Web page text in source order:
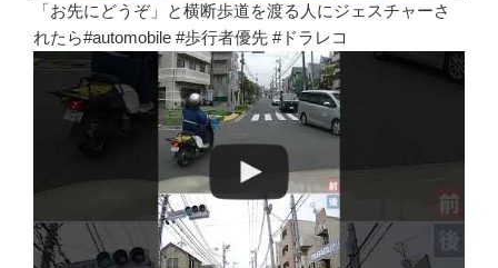
「お先にどうぞ」と横断歩道を渡る人にジェスチャーさ
れたら#automobile #歩行者優先 #ドラレコ